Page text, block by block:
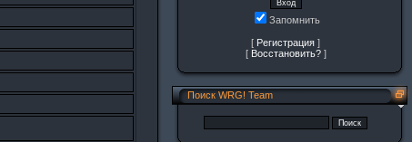
Запомнить
[ Регистрация ]
[ Восстановить?]
Поиск WRG! Team